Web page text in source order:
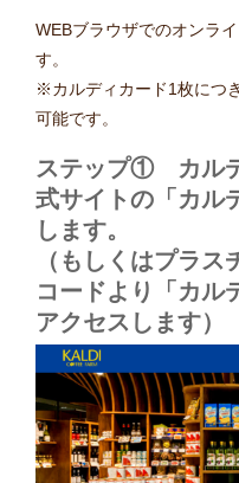
WEBブラウザでのオンラ
す。
※カルディカード1枚につ
可能です。
ステップ① カル
式サイトの「 カル
します。
（もしくはプラ
コードより「カル
アクセスします）